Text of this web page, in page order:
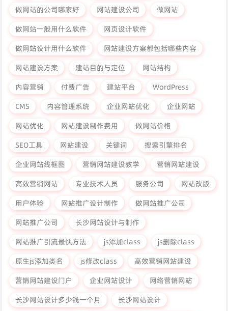
做网站的公司哪家好
网站建设公司
做网站
做网站一般用什么软件
网页设计软件
做网站设计用什么软件
网站建设方案都包括哪些内容
网站建设方案
建站目的与定位
网站结构
内容营销
付费广告 建站平台
WordPress
CMS
内容管理系统 企业网站优化
企业网站
网站优化
网站建设制作费用
做网站价格
SEO工具
网站建设 关键词
搜索引擎排名
企业网站线框图
营销网站建设教学
营销网站建设
高效营销网站
专业技术人员 服务公司
网站改版
用户体验
网站推广设计制作
做网站推广公司
网站推广公司
长沙网站设计与制作
网站推广引流最快方法
js添加class
js删除class
原生js添加类名
js修改class
高效营销网站建设
营销网站建设门户
企业网站设计
网络营销网站
长沙网站设计多少钱一个月
长沙网站设计